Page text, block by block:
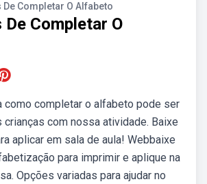
Completar O Alfabeto
Completar O
como completar o alfabeto pode ser
crianças com nossa atividade. Baixe
aplicar em sala de aula! Webbaixe
para imprimir e aplique na
Opções variadas para ajudar no